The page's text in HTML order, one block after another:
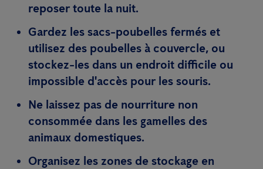
reposer toute la nuit.
Gardez les sacs-poubelles fermés et
utilisez des poubelles à couvercle, ou
stockez-les dans un endroit difficile ou
impossible d'accès pour les souris.
Ne laissez pas de nourriture non
consommée dans les gamelles des
animaux domestiques.
Organisez les zones de stockage en